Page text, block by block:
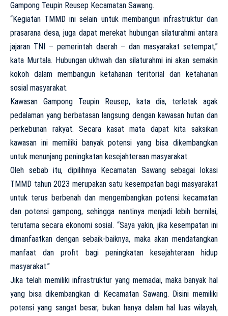
Gampong Teupin Reusep Kecamatan Sawang.
“Kegiatan TMMD ini selain untuk membangun infrastruktur dan
prasarana desa, juga dapat merekat hubungan silaturahmi antara
jajaran TNI – pemerintah daerah – dan masyarakat setempat,”
kata Murtala. Hubungan ukhwah dan silaturahmi ini akan semakin
kokoh dalam membangun ketahanan teritorial dan ketahanan
sosial masyarakat.
Kawasan Gampong Teupin Reusep, kata dia, terletak agak
pedalaman yang berbatasan langsung dengan kawasan hutan dan
perkebunan rakyat. Secara kasat mata dapat kita saksikan
kawasan ini memiliki banyak potensi yang bisa dikembangkan
untuk menunjang peningkatan kesejahteraan masyarakat.
Oleh sebab itu, dipilihnya Kecamatan Sawang sebagai lokasi
TMMD tahun 2023 merupakan satu kesempatan bagi masyarakat
untuk terus berbenah dan mengembangkan potensi kecamatan
dan potensi gampong, sehingga nantinya menjadi lebih bernilai,
terutama secara ekonomi sosial. “Saya yakin, jika kesempatan ini
dimanfaatkan dengan sebaik-baiknya, maka akan mendatangkan
manfaat dan profit bagi peningkatan kesejahteraan hidup
masyarakat.”
Jika telah memiliki infrastruktur yang memadai, maka banyak hal
yang bisa dikembangkan di Kecamatan Sawang. Disini memiliki
potensi yang sangat besar, bukan hanya dalam hal luas wilayah,